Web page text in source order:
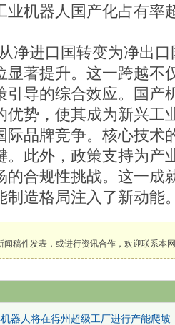
业机器人国产化占有率
进口国转变为净出口
显著提升。这一跨越不
引导的综合效应。国产
优势，使其成为新兴工
际品牌竞争。核心技术
。此外，政策支持为产
的合规性挑战。这一成
制造格局注入了新动能
件发表，或进行资讯合作，欢迎联系本
器人将在得州超级工厂进行产能爬坡